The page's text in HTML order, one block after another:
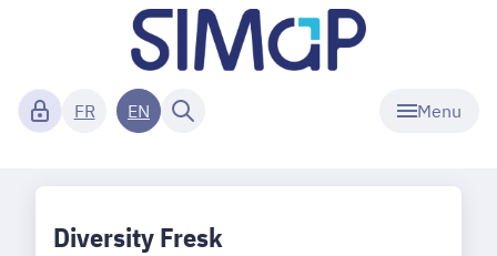
Menu
FR EN
Diversity Fresk